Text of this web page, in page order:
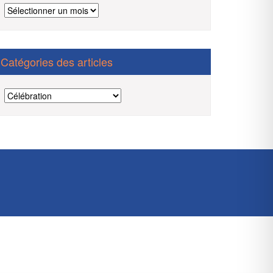
Archives
des
Catégories des articles
Catégories
des